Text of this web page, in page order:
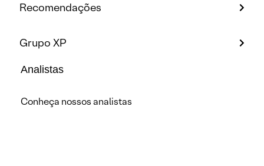
Recomendações
Grupo XP
Analistas
Conheça nossos analistas